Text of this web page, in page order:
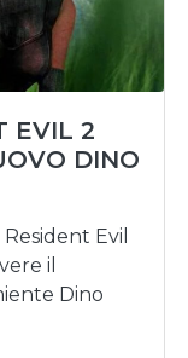
EVIL 2
DINO
Evil
il
Dino